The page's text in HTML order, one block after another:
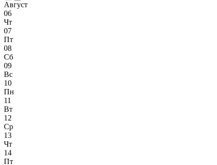
Август
06
Чт
07
Пт
08
Сб
09
Вс
10
Пн
11
Вт
12
Ср
13
Чт
14
Пт